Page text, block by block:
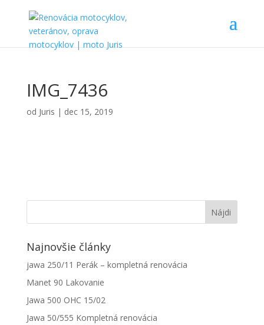
IMG_7436
od Juris | dec 15, 2019
Najnovšie články
jawa 250/11 Perák – kompletná renovácia
Manet 90 Lakovanie
Jawa 500 OHC 15/02
Jawa 50/555 Kompletná renovácia